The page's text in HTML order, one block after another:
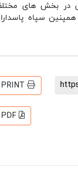
شد و امروز بیش از 5 هزار روحانی در بخش های مختلف
سپاه پاسداران
PRINT
PDF